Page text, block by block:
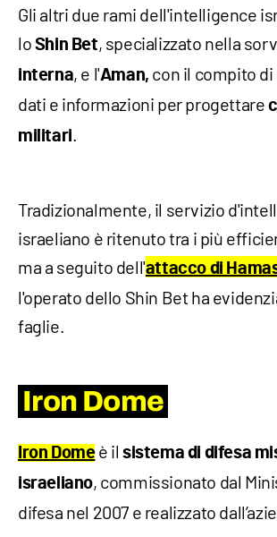
Gli altri due rami dell'intelligence
lo Shin Bet, specializzato nella
interna, e l'Aman, con il compito
dati e informazioni per progettare
militari
Tradizionalmente, il servizio
israeliano è ritenuto tra i più
ma a seguito dell'attacco di
l'operato dello Shin Bet ha
faglie.
Iron Dome
Iron Domeè ilsistema di difesa
israeliano, commissionato dal
difesa nel 2007 e realizzato